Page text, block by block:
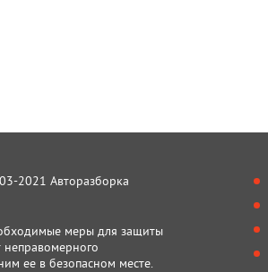
2021 Авторазборка
меры для защиты
ее в безопасном месте.